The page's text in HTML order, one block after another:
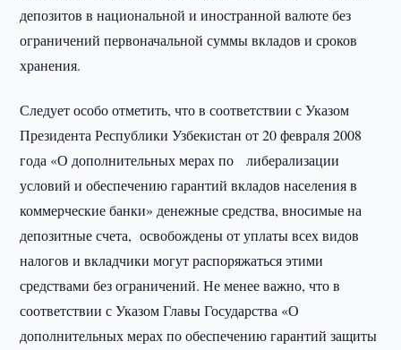
депозитов в национальной и иностранной валюте без
ограничений первоначальной суммы вкладов и сроков
хранения.
Следует особо отметить, что в соответствии с Указом
Президента Республики Узбекистан от 20 февраля 2008
года «О дополнительных мерах по либерализации
условий и обеспечению гарантий вкладов населения в
коммерческие банки» денежные средства, вносимые на
депозитные счета, освобождены от уплаты всех видов
налогов и вкладчики могут распоряжаться этими
средствами без ограничений. Не менее важно, что в
соответствии с Указом Главы Государства «О
дополнительных мерах по обеспечению гарантий защиты